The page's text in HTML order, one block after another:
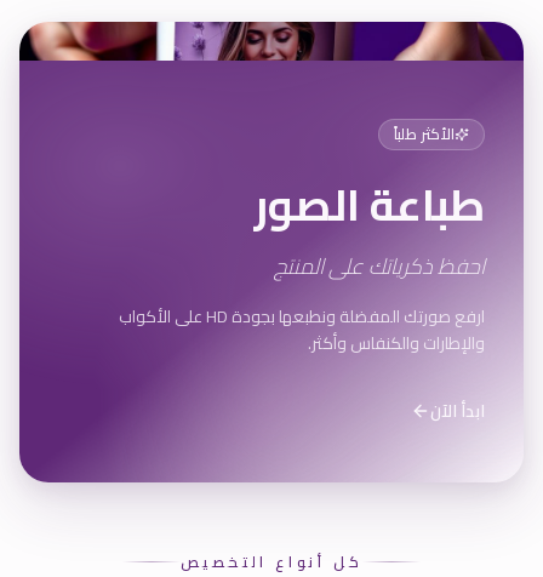
الأكثر طلباً
طباعة الصور
احفظ ذكرياتك على المنتج
ارفع صورتك المفضلة ونطبعها بجودة HD على الأكواب
والإطارات والكنفاس وأكثر.
ابدأ الآن
كل أنواع التخصيص